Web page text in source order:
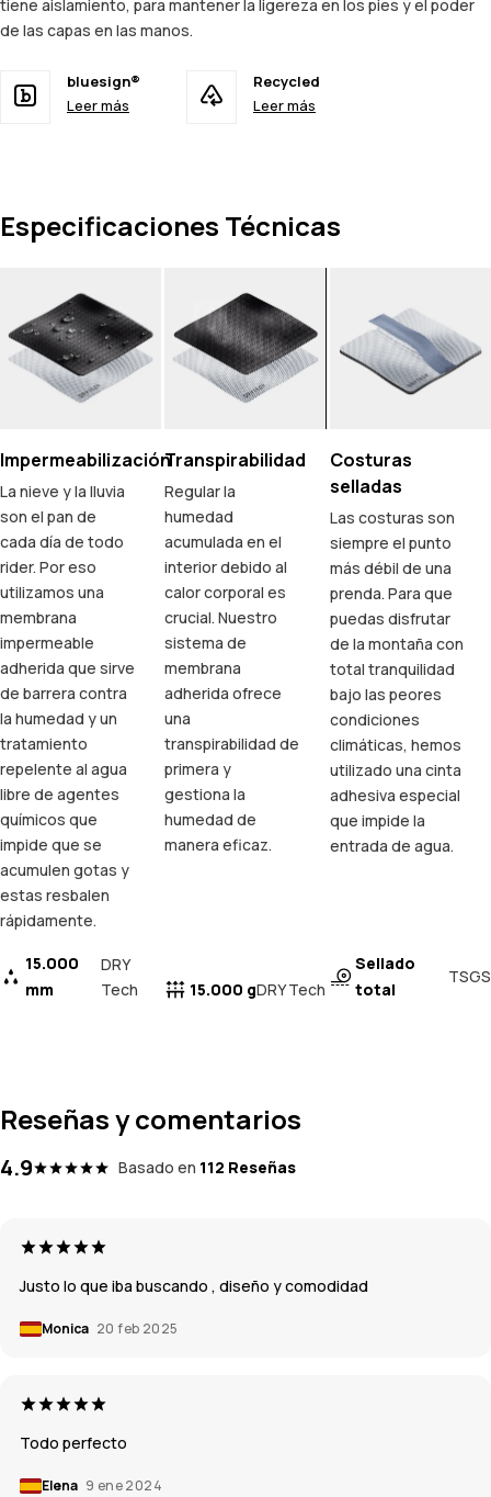
tiene aislamiento, para mantener la ligereza en los pies y el poder
de las capas en las manos.
bluesign®
Leer más
Recycled
Leer más
Especificaciones Técnicas
Impermeabilización
La nieve y la lluvia
son el pan de
cada día de todo
rider. Por eso
utilizamos una
membrana
impermeable
adherida que sirve
de barrera contra
la humedad y un
tratamiento
repelente al agua
libre de agentes
químicos que
impide que se
acumulen gotas y
estas resbalen
rápidamente.
15.000
mm
DRY
Tech
Transpirabilidad
Regular la
humedad
acumulada en el
interior debido al
calor corporal es
crucial. Nuestro
sistema de
membrana
adherida ofrece
una
transpirabilidad de
primera y
gestiona la
humedad de
manera eficaz.
15.000 gDRY Tech
Costuras
selladas
Las costuras son
siempre el punto
más débil de una
prenda. Para que
puedas disfrutar
de la montaña con
total tranquilidad
bajo las peores
condiciones
climáticas, hemos
utilizado una cinta
adhesiva especial
que impide la
entrada de agua.
Sellado
total
TSGS
Reseñas y comentarios
4.9 Basado en 112 Reseñas
Justo lo que iba buscando , diseño y comodidad
Monica 20 feb 2025
Todo perfecto
Elena 9 ene 2024